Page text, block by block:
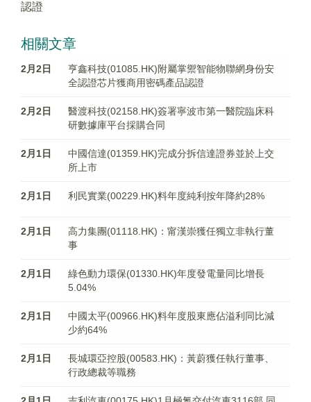
認證
相關文章
2月2日
亨鑫科技(01085.HK)附屬掌禦智能物聯網身份安
全認證芯片獲商用密碼產品認證
2月2日
醫渡科技(02158.HK)簽署寧波市第一醫院臨床科
研數據庫平台採購合同
2月1日
中國信達(01359.HK)完成分拆信達證券並於上交
所上市
2月1日 利民實業(00229.HK)料年度純利按年降約28%
2月1日
高力集團(01118.HK)：甯漢崇獲任獨立非執行董
事
2月1日
綠色動力環保(01330.HK)年度發電量同比增長
5.04%
2月1日
中國太平(00966.HK)料年度股東應佔溢利同比減
少約64%
2月1日
長城環亞控股(00583.HK)：黃蔚獲任執行董事、
行政總裁等職務